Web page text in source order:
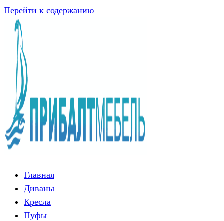
Перейти к содержанию
Главная
Диваны
Кресла
Пуфы